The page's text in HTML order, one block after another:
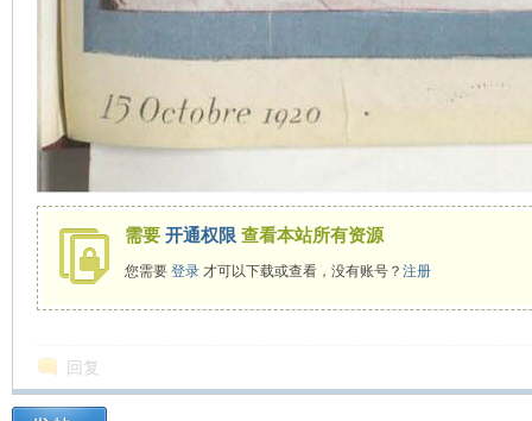
需要 开通权限 查看本站所有资源
您需要 登录才可以下载或查看，没有账号？ 注册
回复